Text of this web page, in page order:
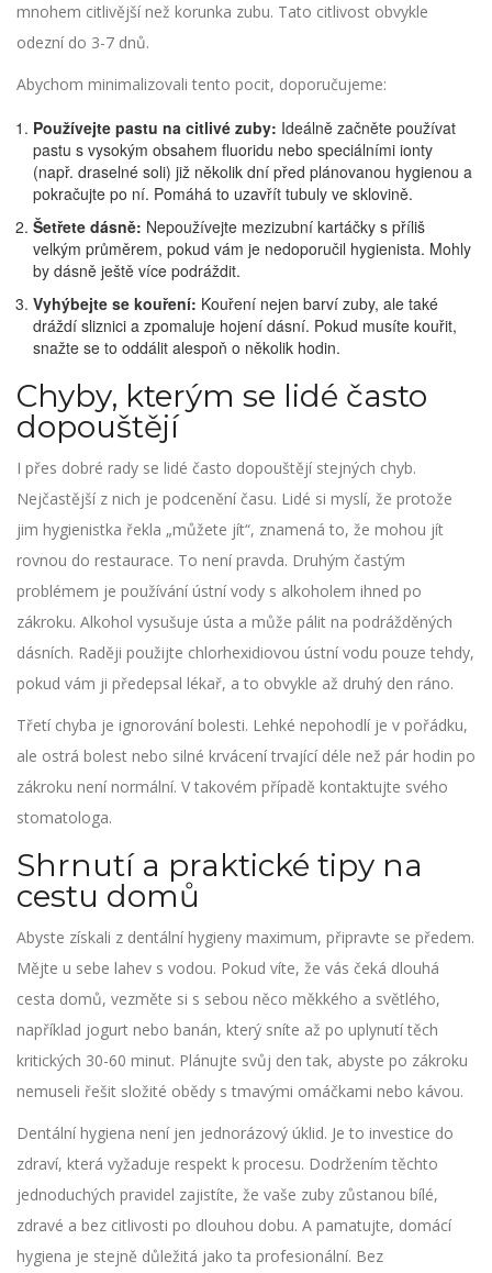
mnohem citlivější než korunka zubu. Tato citlivost obvykle
odezní do 3-7 dnů.
Abychom minimalizovali tento pocit, doporučujeme:
Používejte pastu na citlivé zuby: Ideálně začněte používat
pastu s vysokým obsahem fluoridu nebo speciálními ionty
(např. draselné soli) již několik dní před plánovanou hygienou a
pokračujte po ní. Pomáhá to uzavřít tubuly ve sklovině.
Šetřete dásně: Nepoužívejte mezizubní kartáčky s příliš
velkým průměrem, pokud vám je nedoporučil hygienista. Mohly
by dásně ještě více podráždit.
Vyhýbejte se kouření: Kouření nejen barví zuby, ale také
dráždí sliznici a zpomaluje hojení dásní. Pokud musíte kouřit,
snažte se to oddálit alespoň o několik hodin.
Chyby, kterým se lidé často
dopouštějí
I přes dobré rady se lidé často dopouštějí stejných chyb.
Nejčastější z nich je podcenění času. Lidé si myslí, že protože
jim hygienistka řekla „můžete jít“, znamená to, že mohou jít
rovnou do restaurace. To není pravda. Druhým častým
problémem je používání ústní vody s alkoholem ihned po
zákroku. Alkohol vysušuje ústa a může pálit na podrážděných
dásních. Raději použijte chlorhexidiovou ústní vodu pouze tehdy,
pokud vám ji předepsal lékař, a to obvykle až druhý den ráno.
Třetí chyba je ignorování bolesti. Lehké nepohodlí je v pořádku,
ale ostrá bolest nebo silné krvácení trvající déle než pár hodin po
zákroku není normální. V takovém případě kontaktujte svého
stomatologa.
Shrnutí a praktické tipy na
cestu domů
Abyste získali z dentální hygieny maximum, připravte se předem.
Mějte u sebe lahev s vodou. Pokud víte, že vás čeká dlouhá
cesta domů, vezměte si s sebou něco měkkého a světlého,
například jogurt nebo banán, který sníte až po uplynutí těch
kritických 30-60 minut. Plánujte svůj den tak, abyste po zákroku
nemuseli řešit složité obědy s tmavými omáčkami nebo kávou.
Dentální hygiena není jen jednorázový úklid. Je to investice do
zdraví, která vyžaduje respekt k procesu. Dodržením těchto
jednoduchých pravidel zajistíte, že vaše zuby zůstanou bílé,
zdravé a bez citlivosti po dlouhou dobu. A pamatujte, domácí
hygiena je stejně důležitá jako ta profesionální. Bez